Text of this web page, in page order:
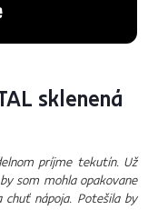
sklenená
príjme tekutín. Už
som mohla opakovane
chuť nápoja. Potešila by